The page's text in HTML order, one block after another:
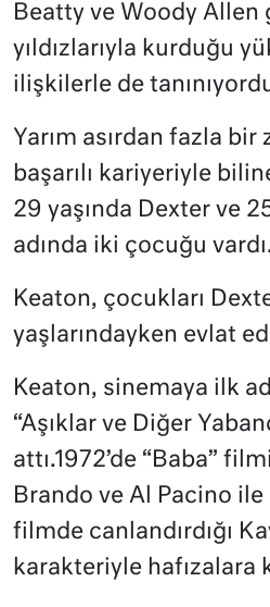
Beatty ve Woody Allen
yıldızlarıyla kurduğu
ilişkilerle de
Yarım asırdan fazla
başarılı kariyeriyle
29 yaşında Dexter ve
adında iki çocuğu
Keaton, çocukları
yaşlarındayken evlat
Keaton, sinemaya ilk
“Aşıklar ve Diğer
attı.1972’de “Baba”
Brando ve Al Pacino ile
filmde canlandırdığı
karakteriyle hafızalara